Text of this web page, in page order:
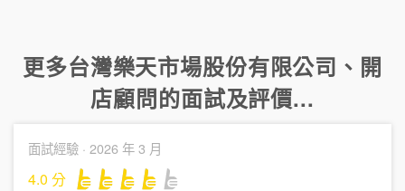
更多台灣樂天市場股份有限公司 、 開
店顧問的面試及評價...
面試經驗 · 2026 年 3 月
4.0 分